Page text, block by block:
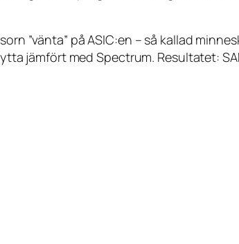
”vänta” på ASIC:en – så kallad
jämfört med Spectrum. Resultatet: